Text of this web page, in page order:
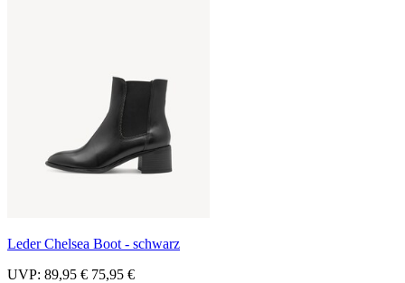
Leder Chelsea Boot - schwarz
UVP: 89,95 € 75,95 €